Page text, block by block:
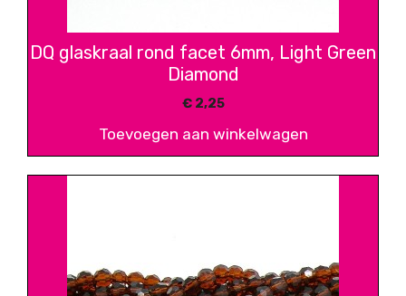
DQ glaskraal rond facet 6mm, Light Green
Diamond
€2,25
Toevoegen aan winkelwagen